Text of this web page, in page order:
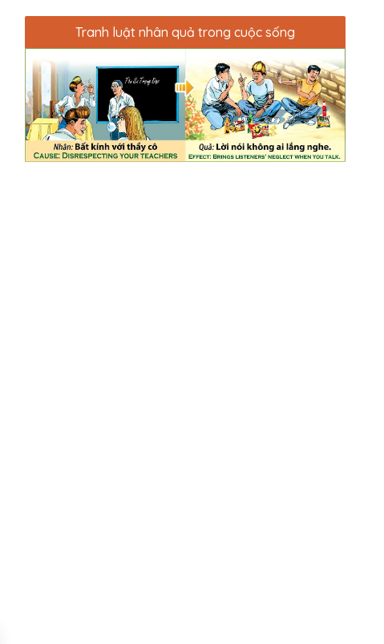
Tranh luật nhân quả trong cuộc sống